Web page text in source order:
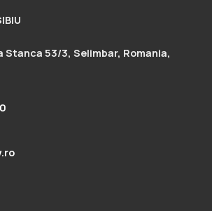
Stanca 53/3, Selimbar, Romania,